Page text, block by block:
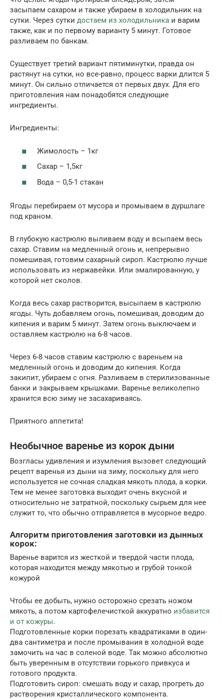
засыпаем сахаром и также убираем в холодильник на
сутки. Через сутки достаем из холодильника и варим
также, как и по первому варианту 5 минут. Готовое
разливаем по банкам.
Существует третий вариант пятиминутки, правда он
растянут на сутки, но все-равно, процесс варки длится 5
минут. Он сильно отличается от первых двух. Для его
приготовления нам понадобятся следующие
ингредиенты.
Ингредиенты:
Жимолость – 1кг
Сахар – 1,5кг
Вода – 0,5-1 стакан
Ягоды перебираем от мусора и промываем в дуршлаге
под краном.
В глубокую кастрюлю выливаем воду и всыпаем весь
сахар. Ставим на медленный огонь и, непрерывно
помешивая, готовим сахарный сироп. Кастрюлю лучше
использовать из нержавейки. Или эмалированную, у
которой нет сколов.
Когда весь сахар растворится, высыпаем в кастрюлю
ягоды. Чуть добавляем огонь, помешивая, доводим до
кипения и варим 5 минут. Затем огонь выключаем и
оставляем кастрюлю на 6-8 часов.
Через 6-8 часов ставим кастрюлю с вареньем на
медленный огонь и доводим до кипения. Когда
закипит, убираем с огня. Разливаем в стерилизованные
банки и закрываем крышками. Варенье великолепно
хранится всю зиму не засахариваясь.
Приятного аппетита!
Необычное варенье из корок дыни
Возгласы удивления и изумления вызовет следующий
рецепт варенья из дыни на зиму, поскольку для него
используется не сочная сладкая мякоть плода, а корки.
Тем не менее заготовка выходит очень вкусной и
относительно не затратной, поскольку сырьем для нее
служит то, что обычно отправляется в мусорное ведро.
Алгоритм приготовления заготовки из дынных
корок:
Варенье варится из жесткой и твердой части плода,
которая находится между мякотью и грубой тонкой
кожурой
Чтобы ее добыть, нужно осторожно срезать ножом
мякоть, а потом картофелечисткой аккуратно избавится
и от кожуры.
Подготовленные корки порезать квадратиками в один-
два сантиметра и после промывания в холодной воде
замочить на час в соленой воде. Так можно абсолютно
быть уверенным в отсутствии горького привкуса и
готового продукта.
Подготовить сироп: смешать воду и сахар, прогреть до
растворения кристаллического компонента.